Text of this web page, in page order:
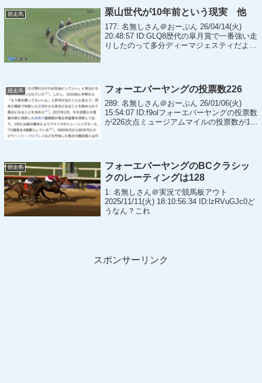
競走馬 栗山世代が10年前という現実 他
177: 名無しさん＠おーぷん 26/04/14(火)
20:48:57 ID:GLQ8歴代の皐月賞で一番強い走
りしたのって多分ディーマジェスティだよな
競走馬 フォーエバーヤングの投票数226
289: 名無しさん＠おーぷん 26/01/06(火)
15:54:07 ID:f9olフォーエバーヤングの投票数
が226次点ミュージアムマイルの投票数が18
競走馬
フォーエバーヤングのBCクラシッ
クのレーティングは128
1: 名無しさん＠実況で競馬板アウト
2025/11/11(火) 18:10:56.34 ID:lzRVuGJc0ど
うなん？これ
スポンサーリンク